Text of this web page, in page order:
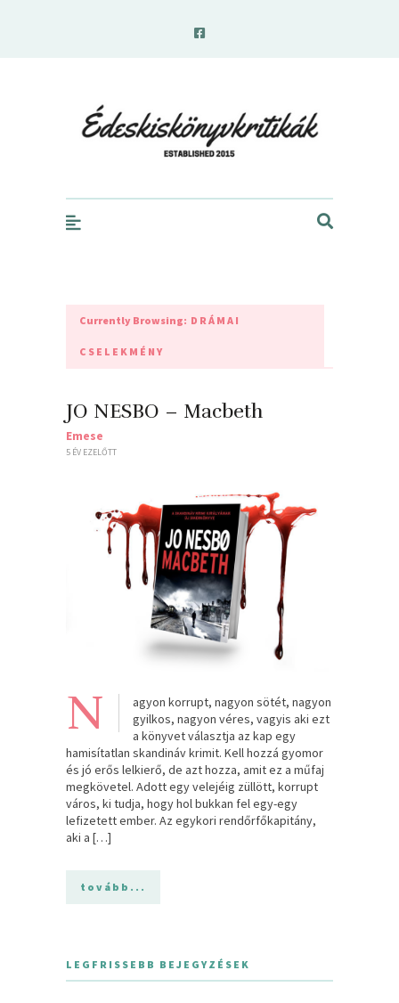
Currently Browsing: DRÁMAI
CSELEKMÉNY
JO NESBO – Macbeth
Emese
5 ÉV EZELŐTT
N
agyon korrupt, nagyon sötét, nagyon
gyilkos, nagyon véres, vagyis aki ezt
a könyvet választja az kap egy
hamisítatlan skandináv krimit. Kell hozzá gyomor
és jó erős lelkierő, de azt hozza, amit ez a műfaj
megkövetel. Adott egy velejéig züllött, korrupt
város, ki tudja, hogy hol bukkan fel egy-egy
lefizetett ember. Az egykori rendőrfőkapitány,
aki a […]
tovább...
LEGFRISSEBB BEJEGYZÉSEK